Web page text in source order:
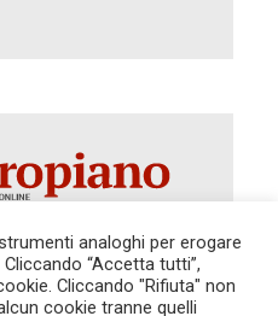
286 del 31
Sergio
analoghi per erogare
“Accetta tutti”,
Cliccando "Rifiuta" non
cookie tranne quelli